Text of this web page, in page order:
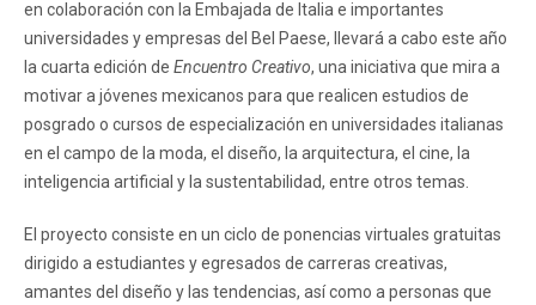
en colaboración con la Embajada de Italia e importantes
universidades y empresas del Bel Paese, llevará a cabo este año
la cuarta edición de Encuentro Creativo, una iniciativa que mira a
motivar a jóvenes mexicanos para que realicen estudios de
posgrado o cursos de especialización en universidades italianas
en el campo de la moda, el diseño, la arquitectura, el cine, la
inteligencia artificial y la sustentabilidad, entre otros temas.
El proyecto consiste en un ciclo de ponencias virtuales gratuitas
dirigido a estudiantes y egresados de carreras creativas,
amantes del diseño y las tendencias, así como a personas que